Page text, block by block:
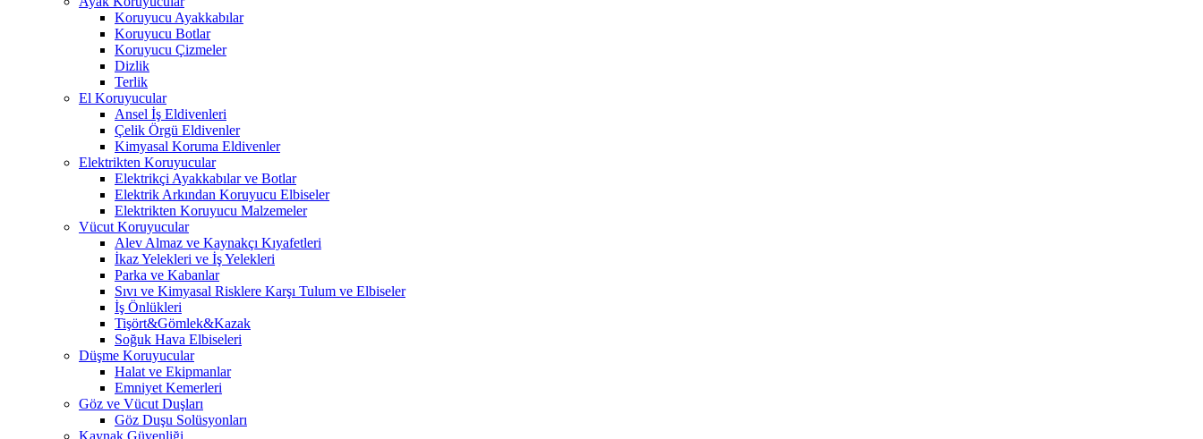
Koruyucu Ayakkabılar
Koruyucu Botlar
Koruyucu Çizmeler
Dizlik
Terlik
El Koruyucular
Ansel İş Eldivenleri
Çelik Örgü Eldivenler
Kimyasal Koruma Eldivenler
Elektrikten Koruyucular
Elektrikçi Ayakkabılar ve Botlar
Elektrik Arkından Koruyucu Elbiseler
Elektrikten Koruyucu Malzemeler
Vücut Koruyucular
Alev Almaz ve Kaynakçı Kıyafetleri
İkaz Yelekleri ve İş Yelekleri
Parka ve Kabanlar
Sıvı ve Kimyasal Risklere Karşı Tulum ve Elbiseler
İş Önlükleri
Tişört&Gömlek&Kazak
Soğuk Hava Elbiseleri
Düşme Koruyucular
Halat ve Ekipmanlar
Emniyet Kemerleri
Göz ve Vücut Duşları
Göz Duşu Solüsyonları
Kaynak Güvenliği